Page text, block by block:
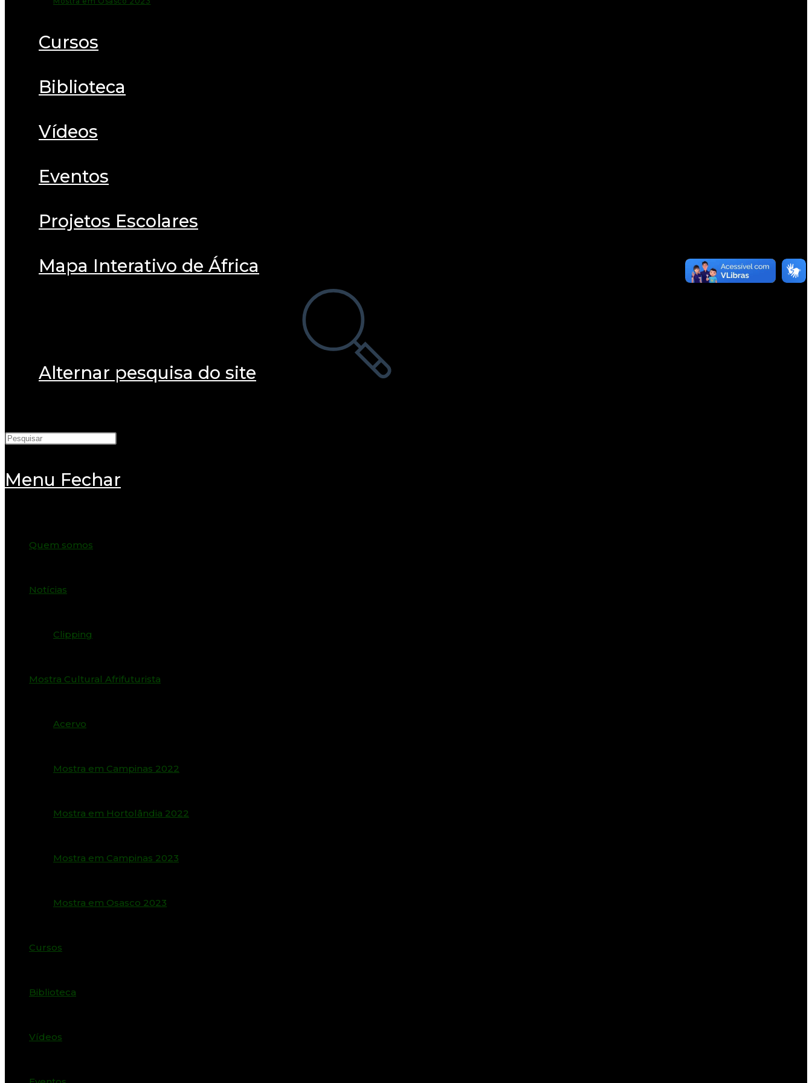
Cursos
Biblioteca
Vídeos
Eventos
Projetos Escolares
Mapa Interativo de África
Alternar pesquisa do site
Menu Fechar
Quem somos
Notícias
Clipping
Mostra Cultural Afrifuturista
Acervo
Mostra em Campinas 2022
Mostra em Hortolândia 2022
Mostra em Campinas 2023
Mostra em Osasco 2023
Cursos
Biblioteca
Vídeos